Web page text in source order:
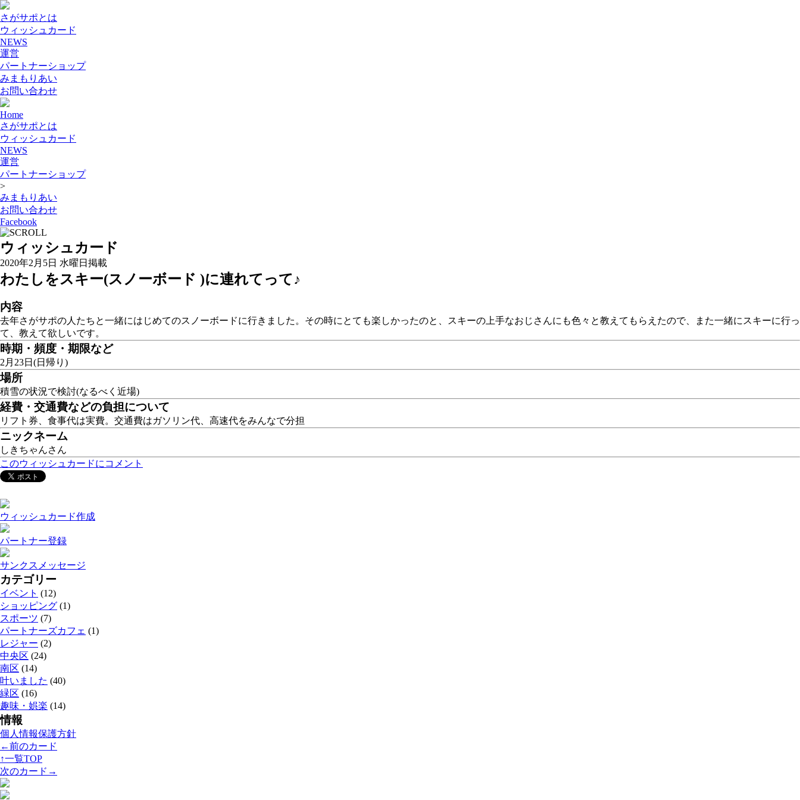
さがサポとは
ウィッシュカード
NEWS
運営
パートナーショップ
みまもりあい
お問い合わせ
Home
さがサポとは
ウィッシュカード
NEWS
運営
パートナーショップ
>
みまもりあい
お問い合わせ
Facebook
ウィッシュカード
2020年2月5日 水曜日掲載
わたしをスキー(スノーボード )に連れてって♪
内容
去年さがサポの人たちと一緒にはじめてのスノーボードに行きました。その時にとても楽しかったのと、スキーの上手なおじさんにも色々と教えてもらえたので、また一緒にスキーに行っ
て、教えて欲しいです。
時期・頻度・期限など
2月23日(日帰り)
場所
積雪の状況で検討(なるべく近場)
経費・交通費などの負担について
リフト券、食事代は実費。交通費はガソリン代、高速代をみんなで分担
ニックネーム
しきちゃんさん
このウィッシュカードにコメント
ウィッシュカード作成
パートナー登録
サンクスメッセージ
カテゴリー
イベント (12)
ショッピング (1)
スポーツ (7)
パートナーズカフェ (1)
レジャー (2)
中央区 (24)
南区 (14)
叶いました (40)
緑区 (16)
趣味・娯楽 (14)
情報
個人情報保護方針
←前のカード
↑一覧TOP
次のカード→